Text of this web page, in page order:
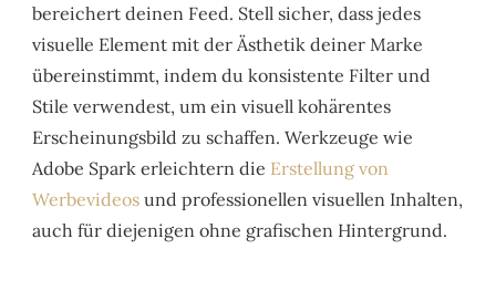
bereichert deinen Feed. Stell sicher, dass jedes
visuelle Element mit der Ästhetik deiner Marke
übereinstimmt, indem du konsistente Filter und
Stile verwendest, um ein visuell kohärentes
Erscheinungsbild zu schaffen. Werkzeuge wie
Adobe Spark erleichtern die Erstellung von
Werbevideos und professionellen visuellen Inhalten,
auch für diejenigen ohne grafischen Hintergrund.